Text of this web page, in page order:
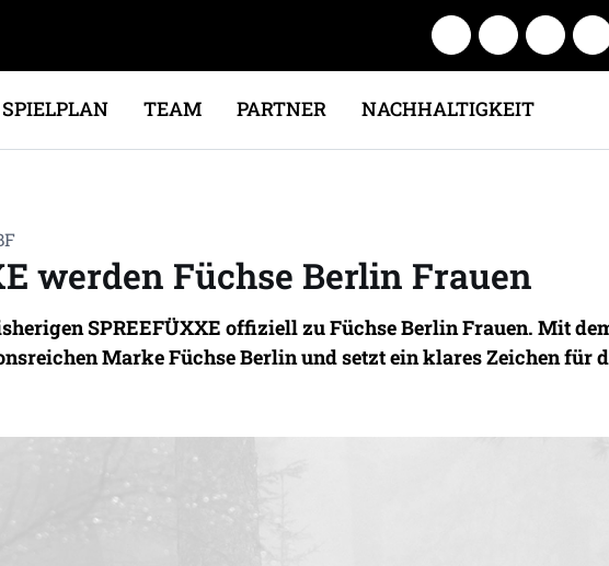
SPIELPLAN TEAM PARTNER NACHHALTIGKEIT
werden Füchse Berlin Frauen
SPREEFÜXXE offiziell zu Füchse Berlin Frauen. Mit
Marke Füchse Berlin und setzt ein klares Zeichen für